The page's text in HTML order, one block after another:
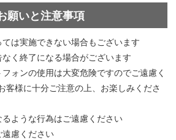
願いと注意事項
は実施できない場合もございます
く終了になる場合がございます
ォンの使用は大変危険ですのでご遠慮く
客様に十分ご注意の上、お楽しみくださ
ような行為はご遠慮ください
慮ください